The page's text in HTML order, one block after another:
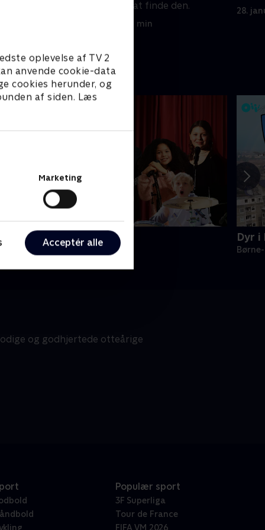
oplevelse af TV 2
anvende cookie-data
cookies herunder, og
af siden. Læs
Marketing
Acceptér alle
og gå tilbage for at finde den.
28. januar 2024 • 21 min
28.
det!
underholdning • 1 sæsoner
Dyr i
og godhjertede otteårige
Populær sport
3F Superliga
Tour de France
FIFA VM 2026